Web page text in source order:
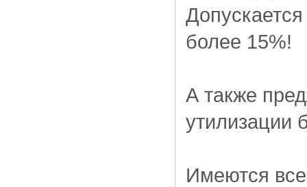
более 15%!
А также
утилизации
Имеются